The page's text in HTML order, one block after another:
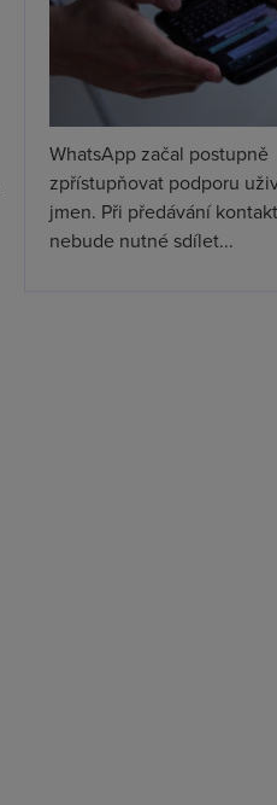
WhatsApp začal postupně
zpřístupňovat podporu
jmen. Při předávání
nebude nutné sdílet...